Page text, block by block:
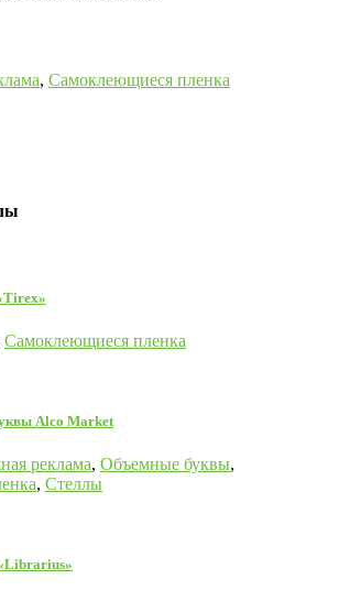
, Самоклеющиеся пленка
Самоклеющиеся пленка
Alco Market
реклама, Объемные буквы,
, Стеллы